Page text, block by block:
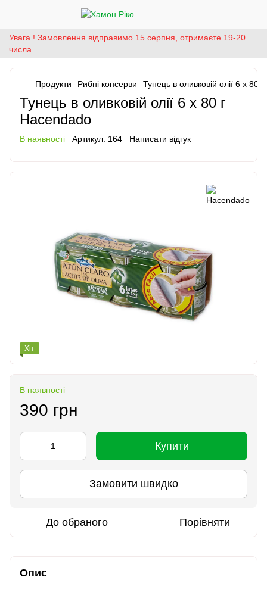
Увага ! Замовлення відправимо 15 серпня, отримаєте 19-20
числа
Продукти Рибні консерви Тунець в оливковій олії 6 х 80
Тунець в оливковій олії 6 х 80 г
Haсendado
В наявності Артикул: 164 Написати відгук
Хіт
В наявності
390 грн
Купити
Замовити швидко
До обраного Порівняти
Опис